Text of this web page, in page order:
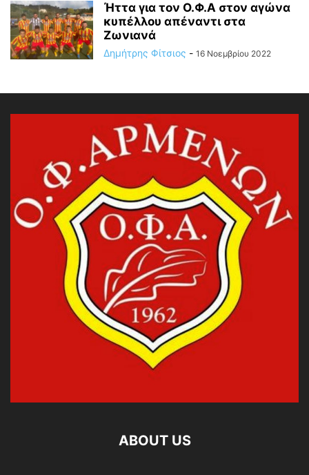
Ήττα για τον Ο.Φ.Α στον αγώνα
κυπέλλου απέναντι στα
Ζωνιανά
Δημήτρης Φίτσιος - 16 Νοεμβρίου 2022
ABOUT US